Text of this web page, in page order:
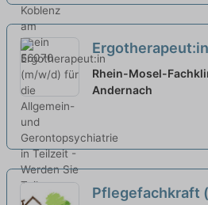
Allgemein- und
in Teilzeit -
Rhein-Mosel-
Andernach
Pflegefachkraft